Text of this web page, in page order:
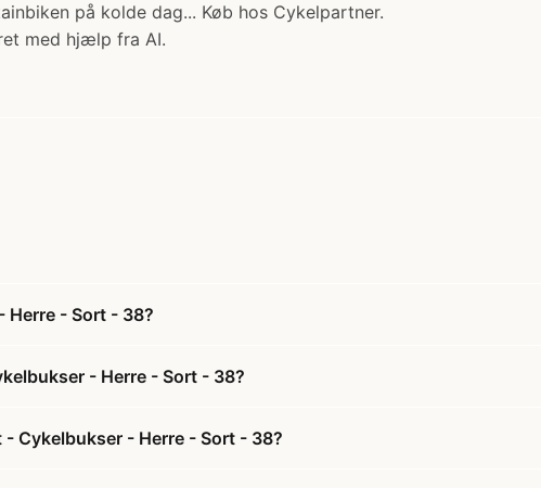
på kolde dag... Køb hos Cykelpartner.
med hjælp fra AI.
Herre - Sort - 38?
- Herre - Sort - 38?
- Cykelbukser - Herre - Sort - 38?